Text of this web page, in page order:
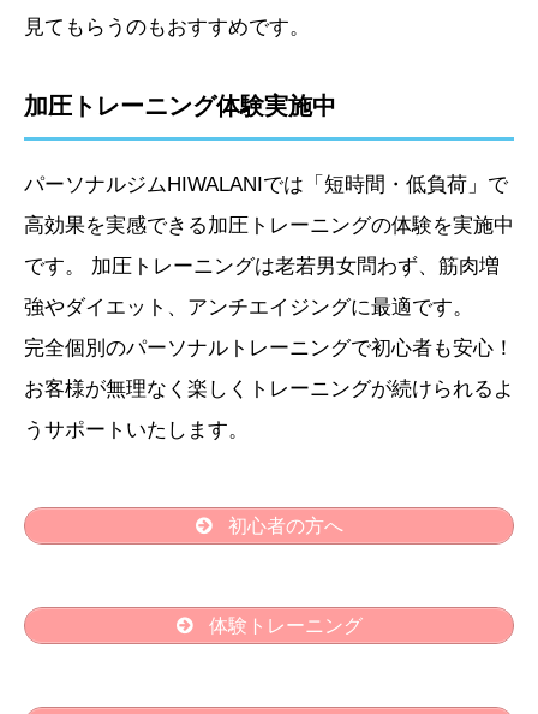
見てもらうのもおすすめです。
加圧トレーニング体験実施中
パーソナルジムHIWALANIでは「短時間・低負荷」で
高効果を実感できる加圧トレーニングの体験を実施中
です。 加圧トレーニングは老若男女問わず、筋肉増
強やダイエット、アンチエイジングに最適です。
完全個別のパーソナルトレーニングで初心者も安心！
お客様が無理なく楽しくトレーニングが続けられるよ
うサポートいたします。
初心者の方へ
体験トレーニング